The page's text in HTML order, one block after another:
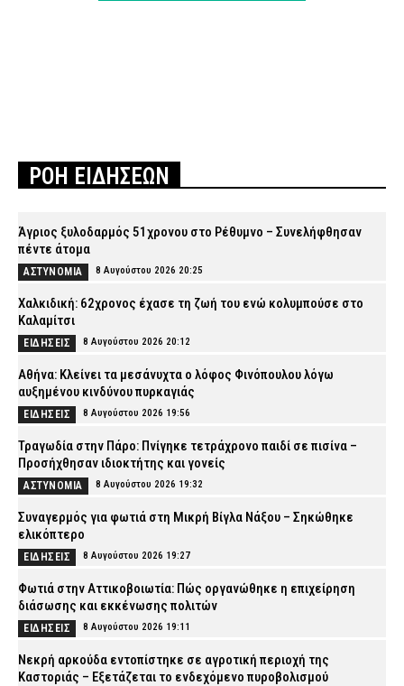
ΡΟΗ ΕΙΔΗΣΕΩΝ
Άγριος ξυλοδαρμός 51χρονου στο Ρέθυμνο – Συνελήφθησαν
πέντε άτομα
ΑΣΤΥΝΟΜΙΑ 8 Αυγούστου 2026 20:25
Χαλκιδική: 62χρονος έχασε τη ζωή του ενώ κολυμπούσε στο
Καλαμίτσι
ΕΙΔΗΣΕΙΣ 8 Αυγούστου 2026 20:12
Αθήνα: Κλείνει τα μεσάνυχτα ο λόφος Φινόπουλου λόγω
αυξημένου κινδύνου πυρκαγιάς
ΕΙΔΗΣΕΙΣ 8 Αυγούστου 2026 19:56
Τραγωδία στην Πάρο: Πνίγηκε τετράχρονο παιδί σε πισίνα –
Προσήχθησαν ιδιοκτήτης και γονείς
ΑΣΤΥΝΟΜΙΑ 8 Αυγούστου 2026 19:32
Συναγερμός για φωτιά στη Μικρή Βίγλα Νάξου – Σηκώθηκε
ελικόπτερο
ΕΙΔΗΣΕΙΣ 8 Αυγούστου 2026 19:27
Φωτιά στην Αττικοβοιωτία: Πώς οργανώθηκε η επιχείρηση
διάσωσης και εκκένωσης πολιτών
ΕΙΔΗΣΕΙΣ 8 Αυγούστου 2026 19:11
Νεκρή αρκούδα εντοπίστηκε σε αγροτική περιοχή της
Καστοριάς – Εξετάζεται το ενδεχόμενο πυροβολισμού